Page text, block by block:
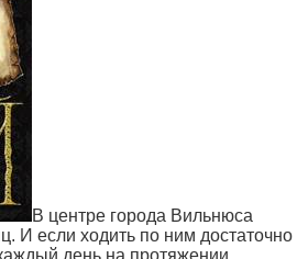
В центре города Вильнюса
И если ходить по ним достаточно
день на протяжении